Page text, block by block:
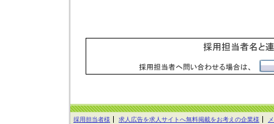
採用担当者様 求人広告を求人サイトへ無料掲載をお考えの企業様